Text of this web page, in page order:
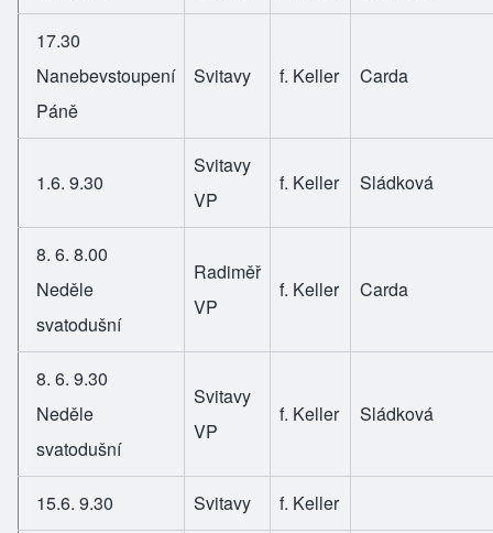
17.30
Nanebevstoupení
Páně
Svitavy f. Keller Carda
1.6. 9.30
Svitavy
VP
f. Keller Sládková
8. 6. 8.00
Neděle
svatodušní
Radiměř
VP
f. Keller Carda
8. 6. 9.30
Neděle
svatodušní
Svitavy
VP
f. Keller Sládková
15.6. 9.30 Svitavy f. Keller